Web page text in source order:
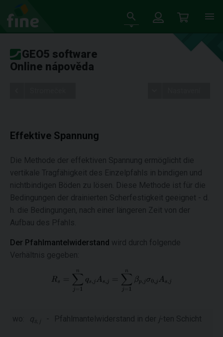
GEO5 software
Online nápověda
Effektive Spannung
Die Methode der effektiven Spannung ermöglicht die
vertikale Tragfähigkeit des Einzelpfahls in bindigen und
nichtbindigen Böden zu lösen. Diese Methode ist für die
Bedingungen der drainierten Scherfestigkeit geeignet - d.
h. die Bedingungen, nach einer längeren Zeit von der
Aufbau des Pfahls.
Der Pfahlmantelwiderstand wird durch folgende
Verhältnis gegeben:
wo: qs, j - Pfahlmantelwiderstand in der j-ten Schicht